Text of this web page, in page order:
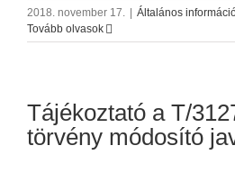
2018. november 17.
Általános
Tovább olvasok
Tájékoztató a T/
törvény módosító